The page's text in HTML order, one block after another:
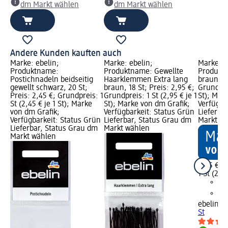
dm Markt wählen
dm Markt wählen
Andere Kunden kauften auch
Marke: ebelin;
Produktname:
Postichnadeln beidseitig
gewellt schwarz, 20 St;
Preis: 2,45 €; Grundpreis: 1
St (2,45 € je 1 St); Marke
von dm Grafik;
Verfügbarkeit: Status Grün
Lieferbar, Status Grau dm
Markt wählen
Marke: ebelin;
Produktname: Gewellte
Haarklemmen Extra lang
braun, 18 St; Preis: 2,95 €;
Grundpreis: 1 St (2,95 € je 1
St); Marke von dm Grafik;
Verfügbarkeit: Status Grün
Lieferbar, Status Grau dm
Markt wählen
Marke:
braun,
St);
Markt
2,95 €
1 St
ebelin
St